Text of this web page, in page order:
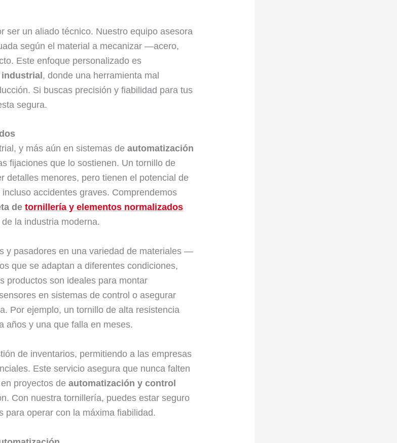
ser un aliado técnico. Nuestro equipo asesora
según el material a mecanizar —acero,
Este enfoque personalizado es
, donde una herramienta mal
Si buscas precisión y fiabilidad para tus
segura.
y más aún en sistemas deautomatización
fijaciones que lo sostienen. Un tornillo de
detalles menores, pero tienen el potencial de
accidentes graves. Comprendemos
detornillería y elementos normalizados
la industria moderna.
y pasadores en una variedad de materiales —
que se adaptan a diferentes condiciones,
productos son ideales para montar
en sistemas de control o asegurar
Por ejemplo, un tornillo de alta resistencia
años y una que falla en meses.
de inventarios, permitiendo a las empresas
Este servicio asegura que nunca falten
proyectos deautomatización y control
Con nuestra tornillería, puedes estar seguro
para operar con la máxima fiabilidad.